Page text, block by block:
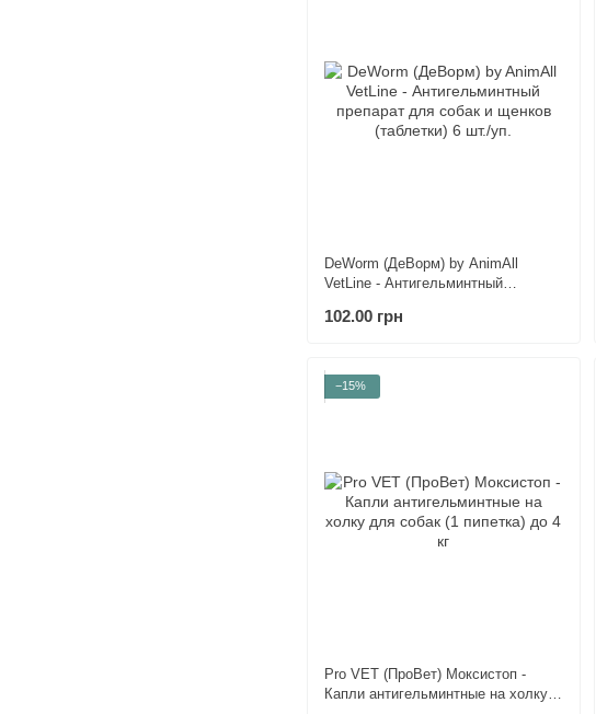
DeWorm (ДеВорм) by AnimAll
VetLine - Антигельминтный
(таблетки) 6 шт./уп.
102.00 грн
−15%
Pro VET (ПроВет) Моксистоп -
Капли антигельминтные на холку